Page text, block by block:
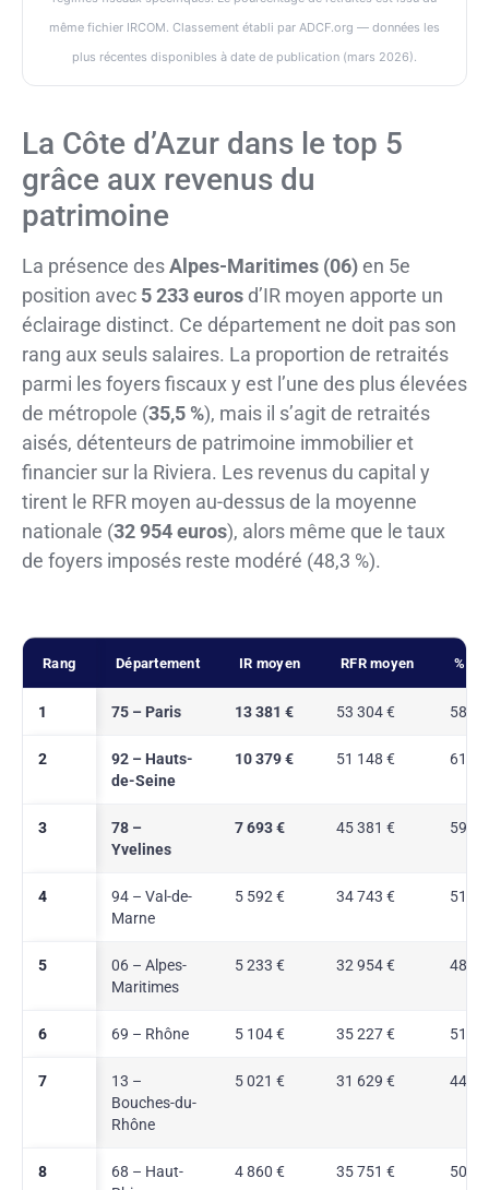
même fichier IRCOM. Classement établi par ADCF.org — données les
plus récentes disponibles à date de publication (mars 2026).
La Côte d’Azur dans le top 5
grâce aux revenus du
patrimoine
La présence desAlpes-Maritimes (06)en 5e
position avec 5 233 euros d’IR moyen apporte un
éclairage distinct. Ce département ne doit pas son
rang aux seuls salaires. La proportion de retraités
parmi les foyers fiscaux y est l’une des plus élevées
de métropole (35,5 %), mais il s’agit de retraités
aisés, détenteurs de patrimoine immobilier et
financier sur la Riviera. Les revenus du capital y
tirent le RFR moyen au-dessus de la moyenne
nationale (32 954 euros), alors même que le taux
de foyers imposés reste modéré (48,3 %).
Rang Département IR moyen RFR moyen %
1 75 – Paris 13 381 € 53 304 € 58,2
2
92 – Hauts-
de-Seine
10 379 € 51 148 € 61,7
3
78 –
Yvelines
7 693 € 45 381 € 59,0
4
94 – Val-de-
Marne
5 592 € 34 743 € 51,6
5
06 – Alpes-
Maritimes
5 233 € 32 954 € 48,3
6 69 – Rhône 5 104 € 35 227 € 51,0
7
13 –
Bouches-du-
Rhône
5 021 € 31 629 € 44,8
8
68 – Haut-
4 860 € 35 751 € 50,9